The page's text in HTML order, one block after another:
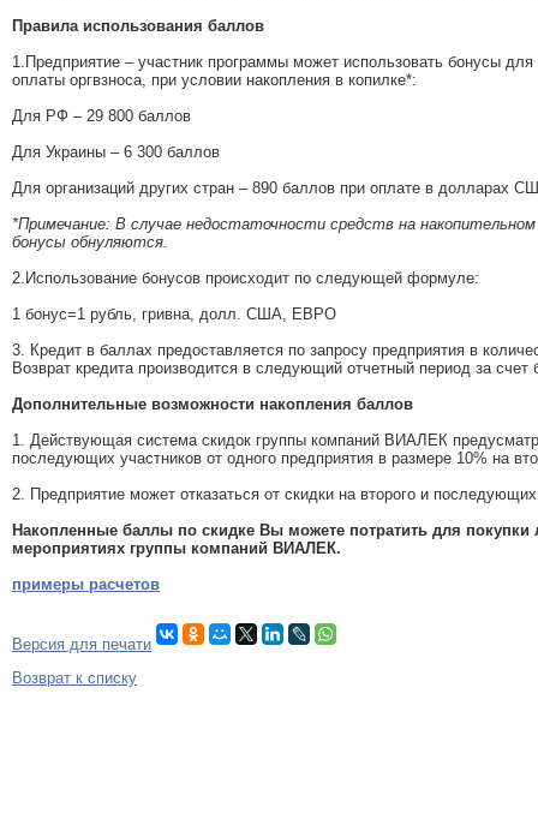
Правила использования баллов
1.Предприятие – участник программы может использовать бонусы
оплаты оргвзноса, при условии накопления в копилке*:
Для РФ – 29 800 баллов
Для Украины – 6 300 баллов
Для организаций других стран – 890 баллов при оплате в долларах
*Примечание: В случае недостаточности средств на
бонусы обнуляются.
2.Использование бонусов происходит по следующей формуле:
1 бонус=1 рубль, гривна, долл. США, ЕВРО
3. Кредит в баллах предоставляется по запросу предприятия в
Возврат кредита производится в следующий отчетный период за
Дополнительные возможности накопления баллов
1. Действующая система скидок группы компаний ВИАЛЕК
последующих участников от одного предприятия в размере 10% на
2. Предприятие может отказаться от скидки на второго и
Накопленные баллы по скидке Вы можете потратить для покупки
мероприятиях группы компаний ВИАЛЕК.
примеры расчетов
Версия для печати
Возврат к списку